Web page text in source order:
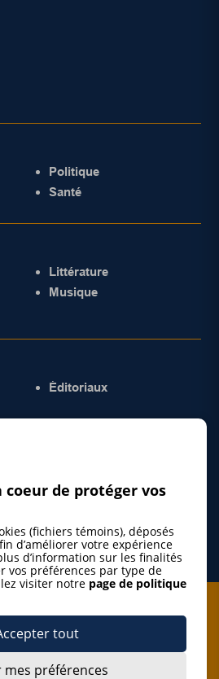
Politique
Santé
Littérature
Musique
Éditoriaux
à l'infolettre
coeur de protéger vos
(fichiers témoins), déposés
d’améliorer votre expérience
d’information sur les finalités
vos préférences par type de
visiter notre page de politique
tout
mes préférences